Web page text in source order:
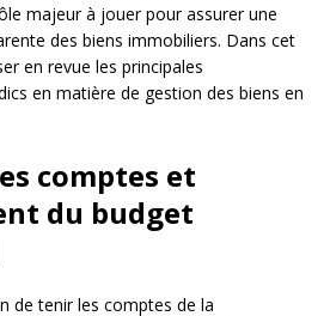
majeur à jouer pour assurer une
des biens immobiliers. Dans cet
en revue les principales
en matière de gestion des biens en
comptes et
du budget
de tenir les comptes de la